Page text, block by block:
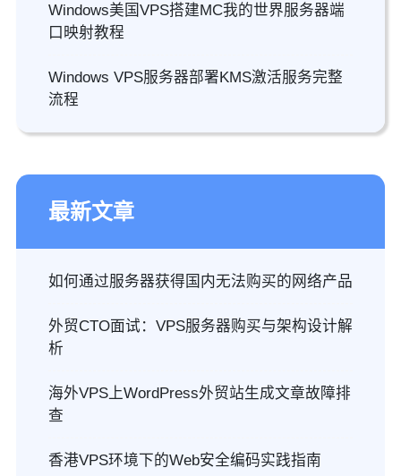
Windows美国VPS搭建MC我的世界服务器端
口映射教程
Windows VPS服务器部署KMS激活服务完整
流程
最新文章
如何通过服务器获得国内无法购买的网络产品
外贸CTO面试：VPS服务器购买与架构设计解
析
海外VPS上WordPress外贸站生成文章故障排
查
香港VPS环境下的Web安全编码实践指南